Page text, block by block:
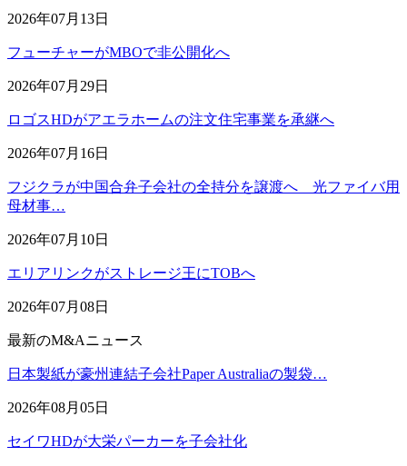
2026年07月13日
フューチャーがMBOで非公開化へ
2026年07月29日
ロゴスHDがアエラホームの注文住宅事業を承継へ
2026年07月16日
フジクラが中国合弁子会社の全持分を譲渡へ 光ファイバ用
母材事…
2026年07月10日
エリアリンクがストレージ王にTOBへ
2026年07月08日
最新のM&Aニュース
日本製紙が豪州連結子会社Paper Australiaの製袋…
2026年08月05日
セイワHDが大栄パーカーを子会社化